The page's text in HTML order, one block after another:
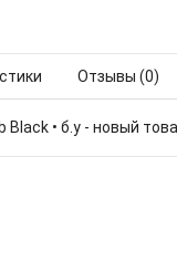
Отзывы (0)
Black • б.у - новый